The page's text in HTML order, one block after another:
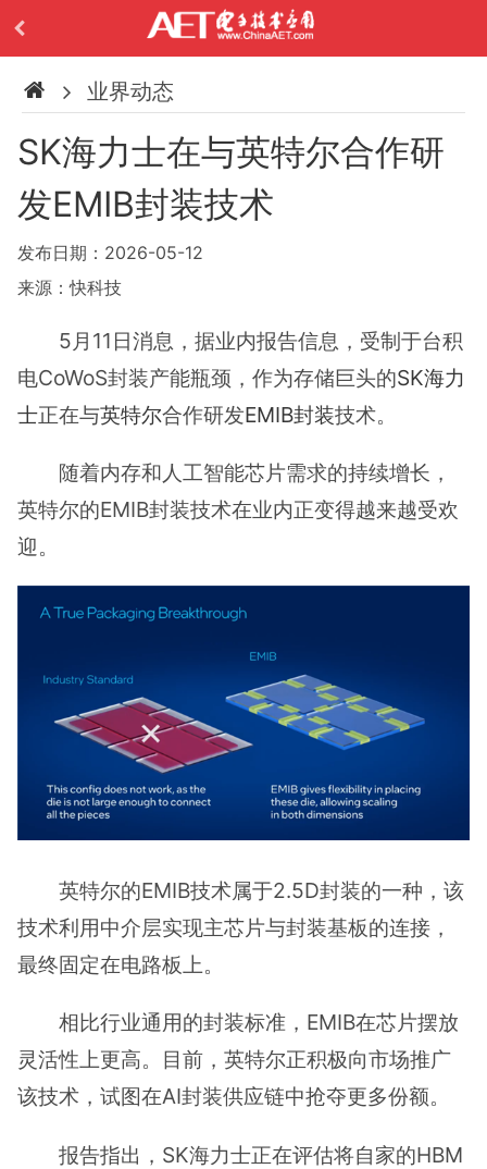
业界动态
SK海力士在与英特尔合作研
发EMIB封装技术
发布日期：2026-05-12
来源：快科技
5月11日消息，据业内报告信息，受制于台积
电CoWoS封装产能瓶颈，作为存储巨头的SK海力
士正在与英特尔合作研发EMIB封装技术。
随着内存和人工智能芯片需求的持续增长，
英特尔的EMIB封装技术在业内正变得越来越受欢
迎。
英特尔的EMIB技术属于2.5D封装的一种，该
技术利用中介层实现主芯片与封装基板的连接，
最终固定在电路板上。
相比行业通用的封装标准，EMIB在芯片摆放
灵活性上更高。目前，英特尔正积极向市场推广
该技术，试图在AI封装供应链中抢夺更多份额。
报告指出，SK海力士正在评估将自家的HBM